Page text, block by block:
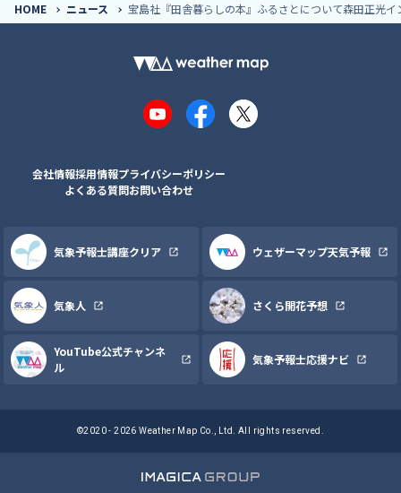
HOME ニュース 宝島社『田舎暮らしの本』ふるさとについて森田正光イ
YouTubeFacebook
X
会社情報採用情報プライバシーポリシー
よくある質問お問い合わせ
気象予報士講座クリア ウェザーマップ天気予報
気象人 さくら開花予想
YouTube公式チャンネ
ル
気象予報士応援ナビ
©2020 - 2026 Weather Map Co., Ltd. All rights reserved.